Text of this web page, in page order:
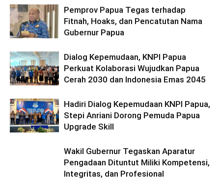
Pemprov Papua Tegas terhadap
Fitnah, Hoaks, dan Pencatutan Nama
Gubernur Papua
Dialog Kepemudaan, KNPI Papua
Perkuat Kolaborasi Wujudkan Papua
Cerah 2030 dan Indonesia Emas 2045
Hadiri Dialog Kepemudaan KNPI Papua,
Stepi Anriani Dorong Pemuda Papua
Upgrade Skill
Wakil Gubernur Tegaskan Aparatur
Pengadaan Dituntut Miliki Kompetensi,
Integritas, dan Profesional